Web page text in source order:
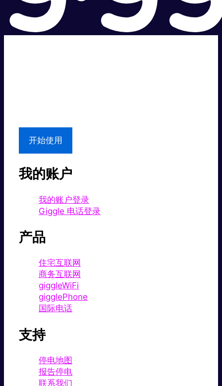
开始使用
我的账户
我的账户登录
Giggle 电话登录
产品
住宅互联网
商务互联网
giggleWiFi
gigglePhone
国际电话
支持
停电地图
报告停电
联系我们